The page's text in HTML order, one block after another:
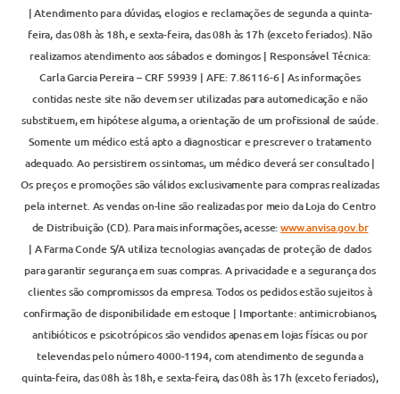
| Atendimento para dúvidas, elogios e reclamações de segunda a quinta-
feira, das 08h às 18h, e sexta-feira, das 08h às 17h (exceto feriados). Não
realizamos atendimento aos sábados e domingos | Responsável Técnica:
Carla Garcia Pereira – CRF 59939 | AFE: 7.86116-6 | As informações
contidas neste site não devem ser utilizadas para automedicação e não
substituem, em hipótese alguma, a orientação de um profissional de saúde.
Somente um médico está apto a diagnosticar e prescrever o tratamento
adequado. Ao persistirem os sintomas, um médico deverá ser consultado |
Os preços e promoções são válidos exclusivamente para compras realizadas
pela internet. As vendas on-line são realizadas por meio da Loja do Centro
de Distribuição (CD). Para mais informações, acesse:www.anvisa.gov.br
| A Farma Conde S/A utiliza tecnologias avançadas de proteção de dados
para garantir segurança em suas compras. A privacidade e a segurança dos
clientes são compromissos da empresa. Todos os pedidos estão sujeitos à
confirmação de disponibilidade em estoque | Importante: antimicrobianos,
antibióticos e psicotrópicos são vendidos apenas em lojas físicas ou por
televendas pelo número 4000-1194, com atendimento de segunda a
quinta-feira, das 08h às 18h, e sexta-feira, das 08h às 17h (exceto feriados),